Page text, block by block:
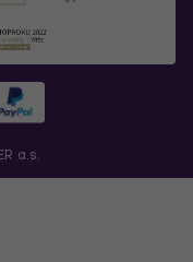
a.s.